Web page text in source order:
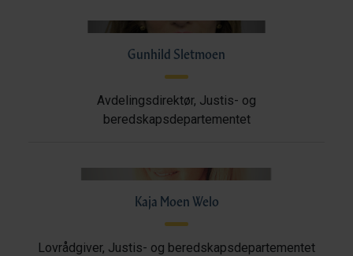
Gunhild Sletmoen
Avdelingsdirektør, Justis- og
beredskapsdepartementet
Kaja Moen Welo
Lovrådgiver, Justis- og beredskapsdepartementet